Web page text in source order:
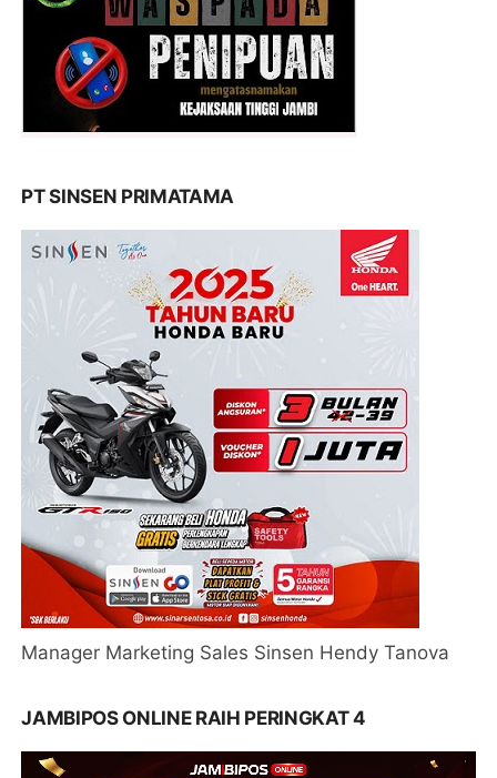
PT SINSEN PRIMATAMA
Manager Marketing Sales Sinsen Hendy Tanova
JAMBIPOS ONLINE RAIH PERINGKAT 4